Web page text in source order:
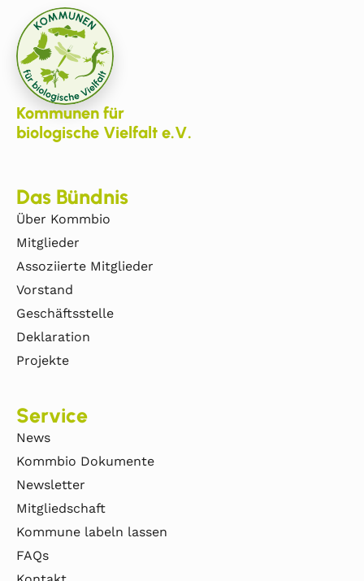
Kommunen für
biologische Vielfalt e.V.
Das Bündnis
Über Kommbio
Mitglieder
Assoziierte Mitglieder
Vorstand
Geschäftsstelle
Deklaration
Projekte
Service
News
Kommbio Dokumente
Newsletter
Mitgliedschaft
Kommune labeln lassen
FAQs